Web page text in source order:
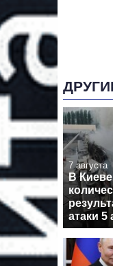
7 августа
В
атаки 5